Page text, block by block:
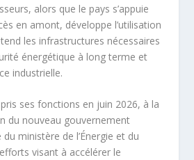
alors que le pays s’appuie
en amont, développe l’utilisation
les infrastructures nécessaires
énergétique à long terme et
industrielle.
ses fonctions en juin 2026, à la
du nouveau gouvernement
ministère de l’Énergie et du
visant à accélérer le